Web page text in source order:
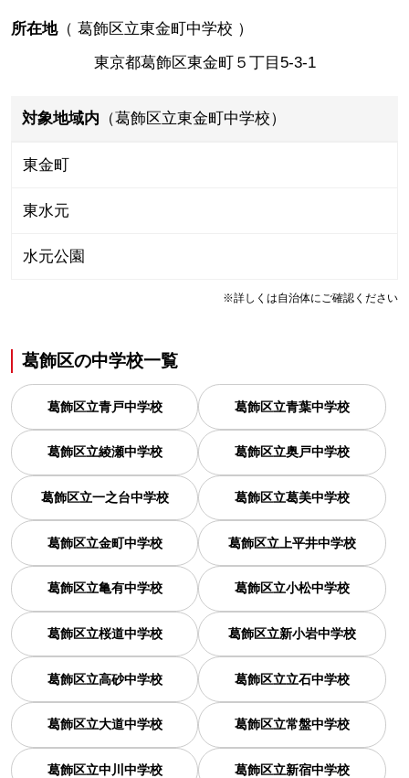
所在地（ 葛飾区立東金町中学校 ）
東京都葛飾区東金町５丁目5-3-1
対象地域内 （葛飾区立東金町中学校）
東金町
東水元
水元公園
※詳しくは自治体にご確認ください
葛飾区の中学校一覧
葛飾区立青戸中学校 葛飾区立青葉中学校
葛飾区立綾瀬中学校 葛飾区立奥戸中学校
葛飾区立一之台中学校 葛飾区立葛美中学校
葛飾区立金町中学校 葛飾区立上平井中学校
葛飾区立亀有中学校 葛飾区立小松中学校
葛飾区立桜道中学校 葛飾区立新小岩中学校
葛飾区立高砂中学校 葛飾区立立石中学校
葛飾区立大道中学校 葛飾区立常盤中学校
葛飾区立中川中学校 葛飾区立新宿中学校